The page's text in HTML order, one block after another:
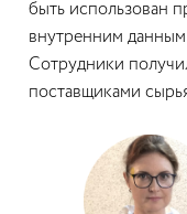
быть использован
внутренним данным
Сотрудники
поставщиками